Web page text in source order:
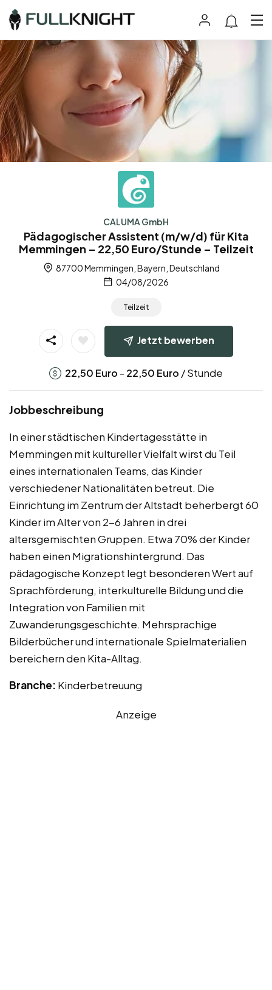
CALUMA GmbH
Pädagogischer Assistent (m/w/d) für Kita
Memmingen – 22,50 Euro/Stunde – Teilzeit
87700 Memmingen, Bayern, Deutschland
04/08/2026
Teilzeit
Jetzt bewerben
22,50 Euro - 22,50 Euro / Stunde
Jobbeschreibung
In einer städtischen Kindertagesstätte in
Memmingen mit kultureller Vielfalt wirst du Teil
eines internationalen Teams, das Kinder
verschiedener Nationalitäten betreut. Die
Einrichtung im Zentrum der Altstadt beherbergt 60
Kinder im Alter von 2-6 Jahren in drei
altersgemischten Gruppen. Etwa 70% der Kinder
haben einen Migrationshintergrund. Das
pädagogische Konzept legt besonderen Wert auf
Sprachförderung, interkulturelle Bildung und die
Integration von Familien mit
Zuwanderungsgeschichte. Mehrsprachige
Bilderbücher und internationale Spielmaterialien
bereichern den Kita-Alltag.
Branche: Kinderbetreuung
Anzeige